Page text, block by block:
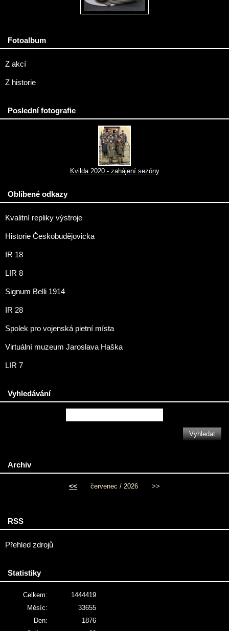
Fotoalbum
Z akcí
Z historie
Poslední fotografie
Kvilda 2020 - zahájení sezóny
Oblíbené odkazy
Kvalitní repliky výstroje
Historie Českobudějovicka
IR 18
LIR 8
Signum Belli 1914
IR 28
Spolek pro vojenská pietní místa
Virtuální muzeum Jaroslava Haška
LIR 7
Vyhledávání
Archiv
<< červenec / 2026 >>
RSS
Přehled zdrojů
Statistiky
Celkem:
1444419
Měsíc:
33655
Den:
1876